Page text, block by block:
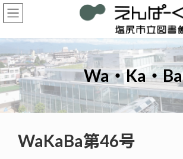
コ
ン
ン
ツ
へ
ス
キ
ッ
プ
ナ
ビ
ー
シ
ョ
ン
に
移
動
Wa・Ka・Ba
WaKaBa第46号